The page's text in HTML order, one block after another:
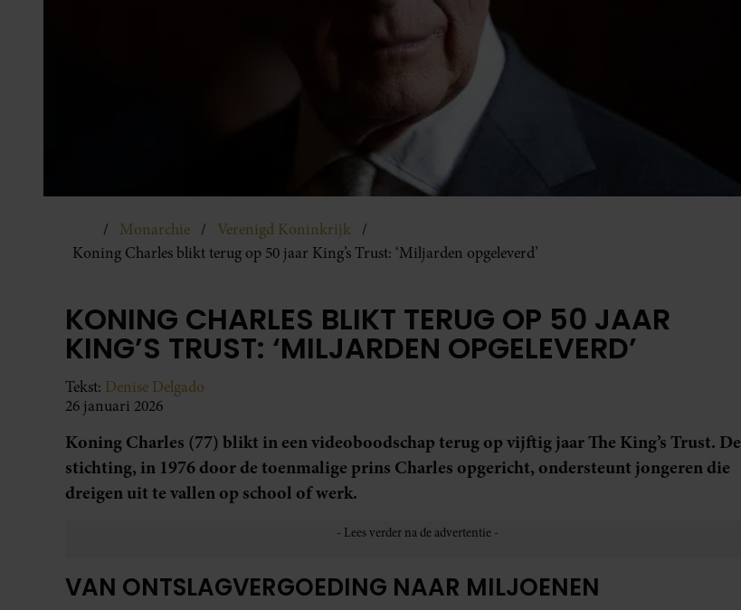
Monarchie
Verenigd Koninkrijk
Koning Charles blikt terug op 50 jaar King’s Trust: ‘Miljarden opgeleverd’
KONING CHARLES BLIKT TERUG OP 50 JAAR
KING’S TRUST: ‘MILJARDEN OPGELEVERD’
Tekst: Denise Delgado
26 januari 2026
Koning Charles (77) blikt in een videoboodschap terug op vijftig jaar The King’s Trust. De
stichting, in 1976 door de toenmalige prins Charles opgericht, ondersteunt jongeren die
dreigen uit te vallen op school of werk.
VAN ONTSLAGVERGOEDING NAAR MILJOENEN